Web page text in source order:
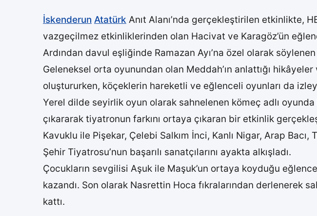
İskenderun Atatürk Anıt Alanı’nda gerçekleştirilen etkinlikte,
vazgeçilmez etkinliklerinden olan Hacivat ve Karagöz’ün
Ardından davul eşliğinde Ramazan Ayı’na özel olarak
Geleneksel orta oyunundan olan Meddah’ın anlattığı
oluştururken, köçeklerin hareketli ve eğlenceli oyunları da
Yerel dilde seyirlik oyun olarak sahnelenen kömeç adlı
çıkararak tiyatronun farkını ortaya çıkaran bir etkinlik
Kavuklu ile Pişekar, Çelebi Salkım İnci, Kanlı Nigar, Arap
Şehir Tiyatrosu’nun başarılı sanatçılarını ayakta alkışladı.
Çocukların sevgilisi Aşuk ile Maşuk’un ortaya koyduğu
kazandı. Son olarak Nasrettin Hoca fıkralarından derlenerek
kattı.